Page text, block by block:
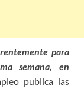
para
semana, en
publica las